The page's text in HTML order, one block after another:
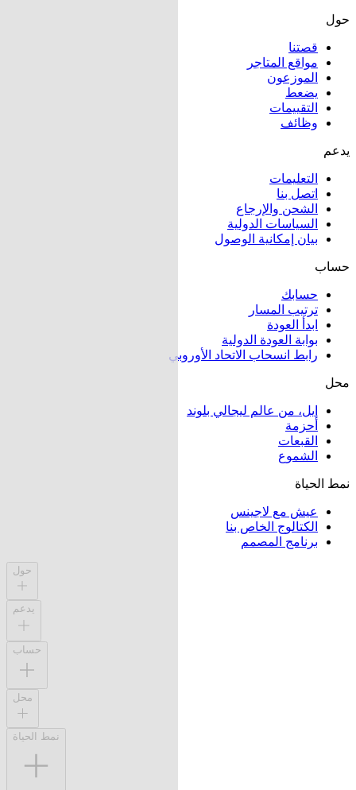
حول
قصتنا
مواقع المتاجر
الموزعون
يضعط
التقييمات
وظائف
يدعم
التعليمات
اتصل بنا
الشحن والإرجاع
السياسات الدولية
بيان إمكانية الوصول
حساب
حسابك
ترتيب المسار
ابدأ العودة
بوابة العودة الدولية
رابط انسحاب الاتحاد الأوروبي
محل
إيل، من عالم ليجالي بلوند
أحزمة
القبعات
الشموع
نمط الحياة
عيش مع لاجينس
الكتالوج الخاص بنا
برنامج المصمم
حول
يدعم
حساب
محل
نمط الحياة